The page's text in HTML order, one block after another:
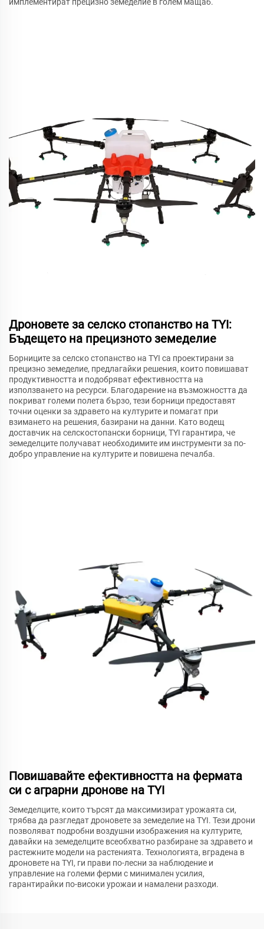
имплементират прецизно земеделие в голем мащаб.
Дроновете за селско стопанство на TYI:
Бъдещето на прецизното земеделие
Борниците за селско стопанство на TYI са проектирани за
прецизно земеделие, предлагайки решения, които повишават
продуктивността и подобряват ефективността на
използването на ресурси. Благодарение на възможността да
покриват големи полета бързо, тези борници предоставят
точни оценки за здравето на културите и помагат при
взимането на решения, базирани на данни. Като водещ
доставчик на селскостопански борници, TYI гарантира, че
земеделците получават необходимите им инструменти за по-
добро управление на културите и повишена печалба.
Повишавайте ефективността на фермата
си с аграрни дронове на TYI
Земеделците, които търсят да максимизират урожаята си,
трябва да разгледат дроновете за земеделие на TYI. Тези дрони
позволяват подробни воздушни изображения на културите,
давайки на земеделците всеобхватно разбиране за здравето и
растежните модели на растенията. Технологията, вградена в
дроновете на TYI, ги прави по-лесни за наблюдение и
управление на големи ферми с минимален усилия,
гарантирайки по-високи урожаи и намалени разходи.